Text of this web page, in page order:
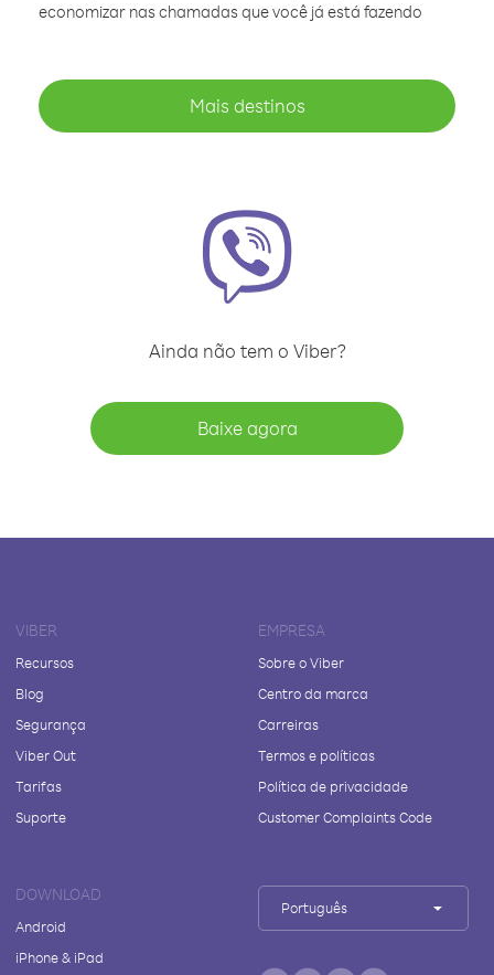
economizar nas chamadas que você já está fazendo
Mais destinos
Ainda não tem o Viber?
Baixe agora
VIBER
Recursos
Blog
Segurança
Viber Out
Tarifas
Suporte
EMPRESA
Sobre o Viber
Centro da marca
Carreiras
Termos e políticas
Política de privacidade
Customer Complaints Code
DOWNLOAD
Android
iPhone & iPad
Português